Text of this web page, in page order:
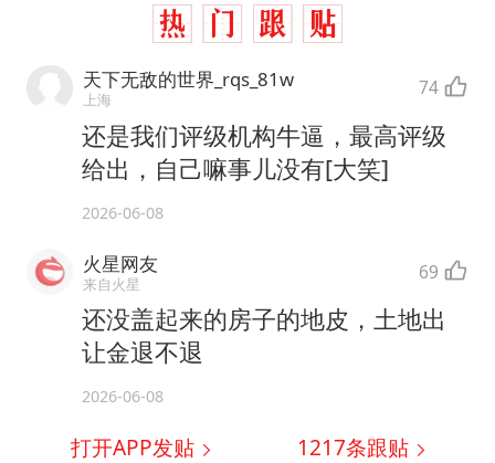
天下无敌的世界_rqs_81w
上海 74
还是我们评级机构牛逼，最高评级
给出，自己嘛事儿没有[大笑]
2026-06-08
火星网友
来自火星 69
还没盖起来的房子的地皮，土地出
让金退不退
2026-06-08
打开APP发贴 1217条跟贴